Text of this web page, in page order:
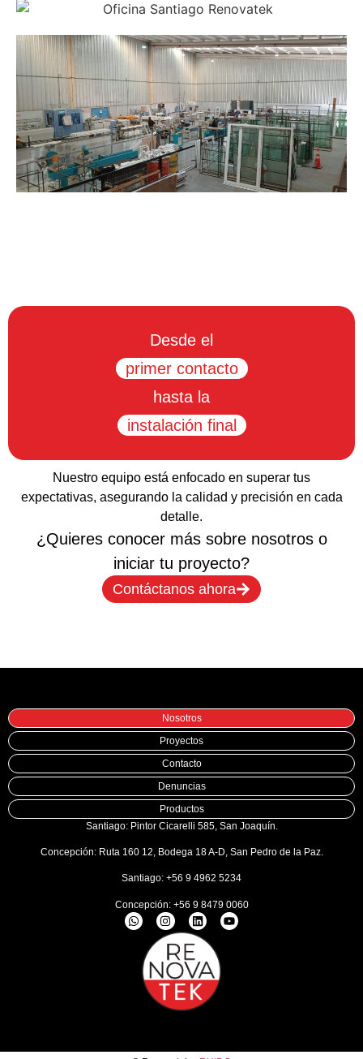
Desde el
primer contacto
hasta la
instalación final
Nuestro equipo está enfocado en superar tus
expectativas, asegurando la calidad y precisión en cada
detalle.
¿Quieres conocer más sobre nosotros o
iniciar tu proyecto?
Contáctanos ahora
Nosotros
Proyectos
Contacto
Denuncias
Productos
Santiago: Pintor Cicarelli 585, San Joaquín.
Concepción: Ruta 160 12, Bodega 18 A-D, San Pedro de la Paz.
Santiago: +56 9 4962 5234
Concepción: +56 9 8479 0060